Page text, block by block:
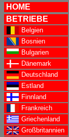
HOME
BETRIEBE
Belgien
Bosnien
Bulgarien
Dänemark
Deutschland
Estland
Finnland
Frankreich
Griechenland
Großbritannien